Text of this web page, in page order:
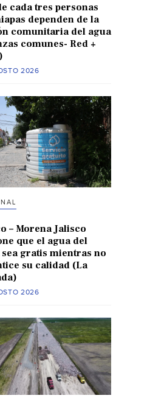
cada tres personas
dependen de la
comunitaria del agua
comunes- Red +
2026
– Morena Jalisco
que el agua del
sea gratis mientras no
su calidad (La
2026